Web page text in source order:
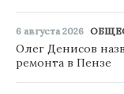
6 августа 2026
Олег Денисов
ремонта в Пензе